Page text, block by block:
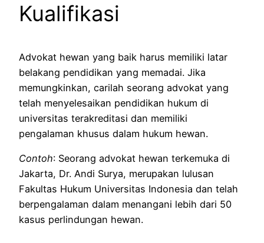
Kualifikasi
Advokat hewan yang baik harus memiliki latar
belakang pendidikan yang memadai. Jika
memungkinkan, carilah seorang advokat yang
telah menyelesaikan pendidikan hukum di
universitas terakreditasi dan memiliki
pengalaman khusus dalam hukum hewan.
Contoh: Seorang advokat hewan terkemuka di
Jakarta, Dr. Andi Surya, merupakan lulusan
Fakultas Hukum Universitas Indonesia dan telah
berpengalaman dalam menangani lebih dari 50
kasus perlindungan hewan.